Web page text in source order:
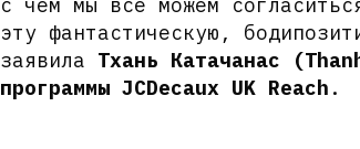
эту фантастическую,
заявила Тхань Катачанас
программы JCDecaux UK Reach .